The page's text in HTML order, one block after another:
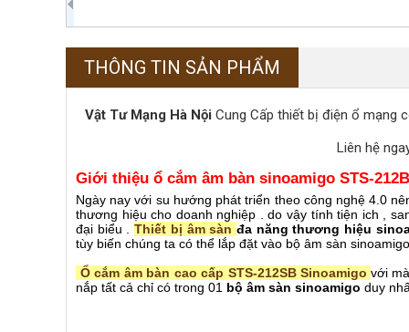
THÔNG TIN SẢN PHẨM
Vật Tư Mạng Hà Nội Cung Cấp thiết bị điện ổ mạng
Liên hệ
Giới thiệu ổ cắm âm bàn sinoamigo STS-
Ngày nay với su hướng phát triển theo công nghệ 4.0
thương hiệu cho doanh nghiệp . do vậy tính tiện ich ,
đại biểu .Thiết bị âm sànđa năng thương hiệu
tùy biến chúng ta có thể lắp đặt vào bộ âm sàn
Ổ cắm âm bàn cao cấp STS-212SB Sinoamigo với
nắp tất cả chỉ có trong 01 bộ âm sàn sinoamigo duy